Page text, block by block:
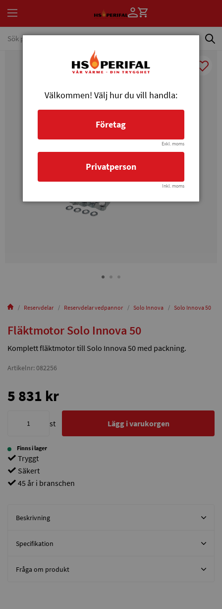
Reservdelar Reservdelar vedpannor Solo Innova Solo Innova 50
Fläktmotor Solo Innova 50
Komplett fläktmotor till Solo Innova 50 med packning.
Artikelnr: 082256
5 831 kr
st Lägg i varukorgen
Finns i lager
Tryggt
Säkert
45 år i branschen
Beskrivning
Specifikation
Fråga om produkt
Välkommen! Välj hur du vill handla:
Företag
Exkl. moms
Privatperson
Inkl. moms